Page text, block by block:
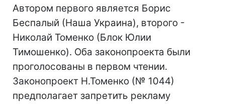
Автором первого является Борис
Беспалый (Наша Украина), второго -
Николай Томенко (Блок Юлии
Тимошенко). Оба законопроекта были
проголосованы в первом чтении.
Законопроект Н.Томенко (№ 1044)
предполагает запретить рекламу